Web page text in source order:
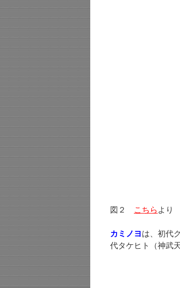
図２ こちら より
カミノヨは、初代
代タケヒト（神武